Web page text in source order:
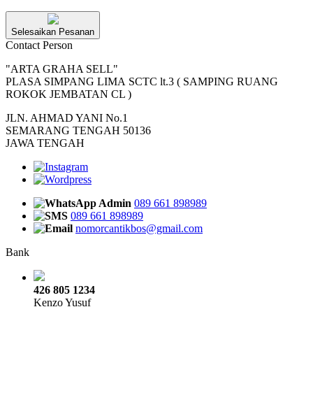
Selesaikan Pesanan
Contact Person
"ARTA GRAHA SELL"
PLASA SIMPANG LIMA SCTC lt.3 ( SAMPING RUANG
ROKOK JEMBATAN CL )
JLN. AHMAD YANI No.1
SEMARANG TENGAH 50136
JAWA TENGAH
Admin 089 661 898989
089 661 898989
nomorcantikbos@gmail.com
Bank
426 805 1234
Kenzo Yusuf